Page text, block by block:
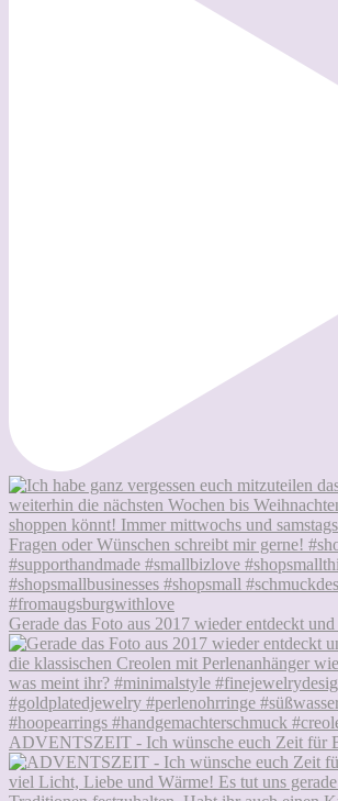
Gerade das Foto aus 2017 wieder entdeckt
ADVENTSZEIT - Ich wünsche euch Zeit für